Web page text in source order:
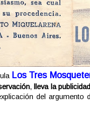
Los Tres
, lleva la publicidad
del